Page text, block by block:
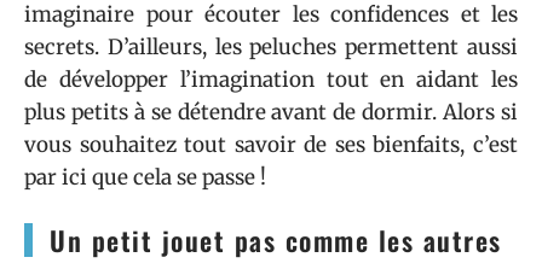
imaginaire pour écouter les confidences et les
secrets. D’ailleurs, les peluches permettent aussi
de développer l’imagination tout en aidant les
plus petits à se détendre avant de dormir. Alors si
vous souhaitez tout savoir de ses bienfaits, c’est
par ici que cela se passe !
Un petit jouet pas comme les autres